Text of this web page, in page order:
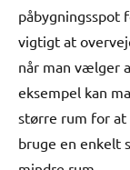
påbygningsspot
vigtigt at
når man vælger
eksempel kan
større rum for at
bruge en enkelt